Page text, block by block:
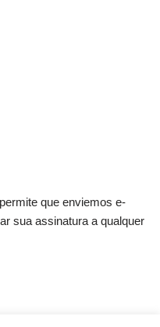
que enviemos e-
sua assinatura a qualquer